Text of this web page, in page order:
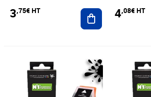
3,75€ HT Ajouter au panier
4,08€ HT